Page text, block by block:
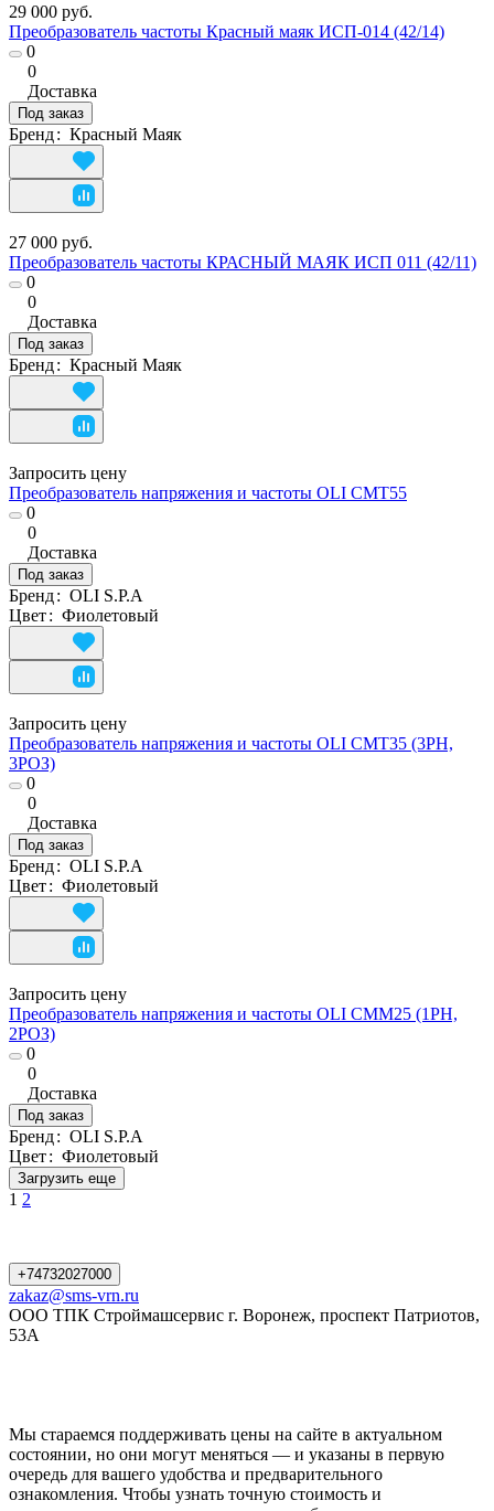
29 000 руб.
Преобразователь частоты Красный маяк ИСП-014 (42/14)
0
0
Доставка
Под заказ
Бренд: Красный Маяк
27 000 руб.
Преобразователь частоты КРАСНЫЙ МАЯК ИСП 011 (42/11)
0
0
Доставка
Под заказ
Бренд: Красный Маяк
Запросить цену
Преобразователь напряжения и частоты OLI CMT55
0
0
Доставка
Под заказ
Бренд: OLI S.P.A
Цвет: Фиолетовый
Запросить цену
Преобразователь напряжения и частоты OLI CMT35 (3PH,
3РОЗ)
0
0
Доставка
Под заказ
Бренд: OLI S.P.A
Цвет: Фиолетовый
Запросить цену
Преобразователь напряжения и частоты OLI CMM25 (1PH,
2РОЗ)
0
0
Доставка
Под заказ
Бренд: OLI S.P.A
Цвет: Фиолетовый
Загрузить еще
1 2
+74732027000
zakaz@sms-vrn.ru
ООО ТПК Строймашсервис г. Воронеж, проспект Патриотов,
53А
Мы стараемся поддерживать цены на сайте в актуальном
состоянии, но они могут меняться — и указаны в первую
очередь для вашего удобства и предварительного
ознакомления. Чтобы узнать точную стоимость и